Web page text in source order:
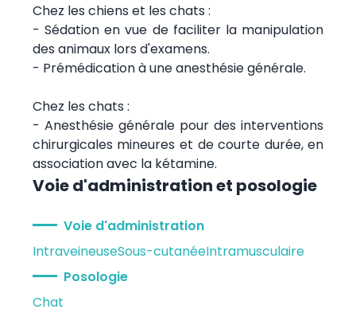
Chez les chiens et les chats :
- Sédation en vue de faciliter la manipulation
des animaux lors d'examens.
- Prémédication à une anesthésie générale.
Chez les chats :
- Anesthésie générale pour des interventions
chirurgicales mineures et de courte durée, en
association avec la kétamine.
Voie d'administration et posologie
Voie d'administration
IntraveineuseSous-cutanéeIntramusculaire
Posologie
Chat